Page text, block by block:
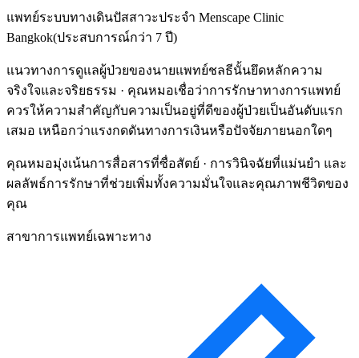
แพทย์ระบบทางเดินปัสสาวะประจำ Menscape Clinic
Bangkok(ประสบการณ์กว่า 7 ปี)
แนวทางการดูแลผู้ป่วยของนายแพทย์ชลธีนั้นยึดหลักความ
จริงใจและจริยธรรม · คุณหมอเชื่อว่าการรักษาทางการแพทย์
ควรให้ความสำคัญกับความเป็นอยู่ที่ดีของผู้ป่วยเป็นอันดับแรก
เสมอ เหนือกว่าแรงกดดันทางการเงินหรือปัจจัยภายนอกใดๆ
คุณหมอมุ่งเน้นการสื่อสารที่ซื่อสัตย์ · การวินิจฉัยที่แม่นยำ และ
ผลลัพธ์การรักษาที่ช่วยเพิ่มทั้งความมั่นใจและคุณภาพชีวิตของ
คุณ
สาขาการแพทย์เฉพาะทาง